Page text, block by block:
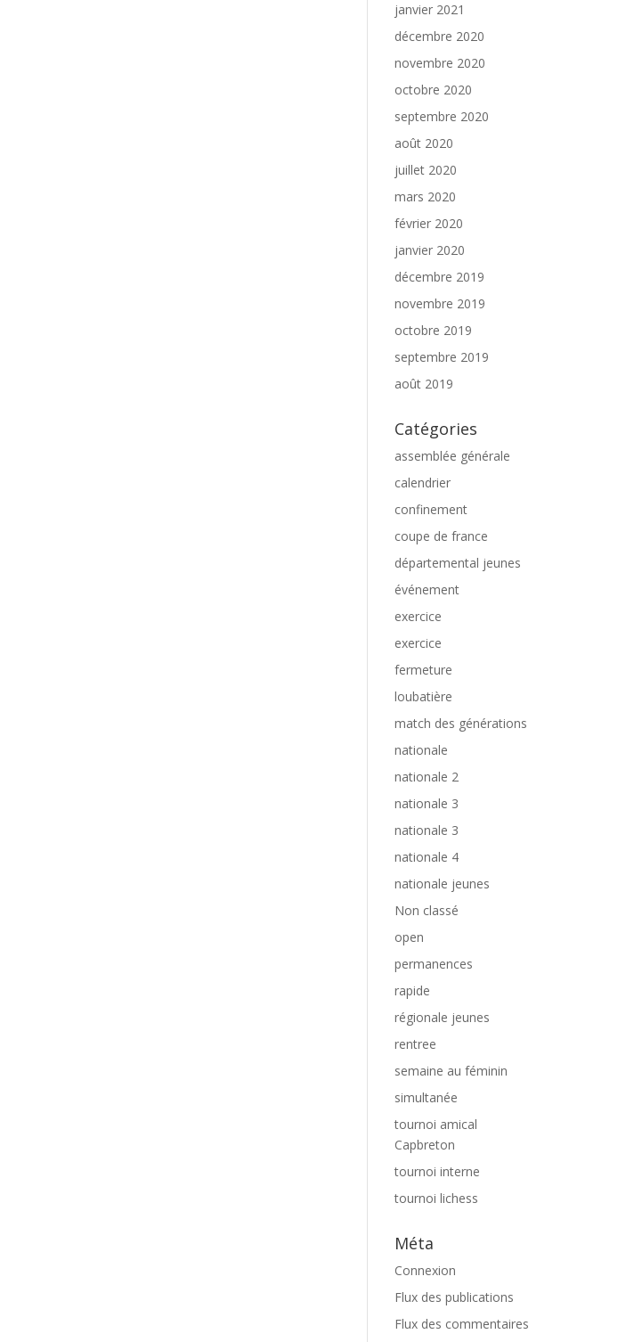
janvier 2021
décembre 2020
novembre 2020
octobre 2020
septembre 2020
août 2020
juillet 2020
mars 2020
février 2020
janvier 2020
décembre 2019
novembre 2019
octobre 2019
septembre 2019
août 2019
Catégories
assemblée générale
calendrier
confinement
coupe de france
départemental jeunes
événement
exercice
exercice
fermeture
loubatière
match des générations
nationale
nationale 2
nationale 3
nationale 3
nationale 4
nationale jeunes
Non classé
open
permanences
rapide
régionale jeunes
rentree
semaine au féminin
simultanée
tournoi amical
Capbreton
tournoi interne
tournoi lichess
Méta
Connexion
Flux des publications
Flux des commentaires